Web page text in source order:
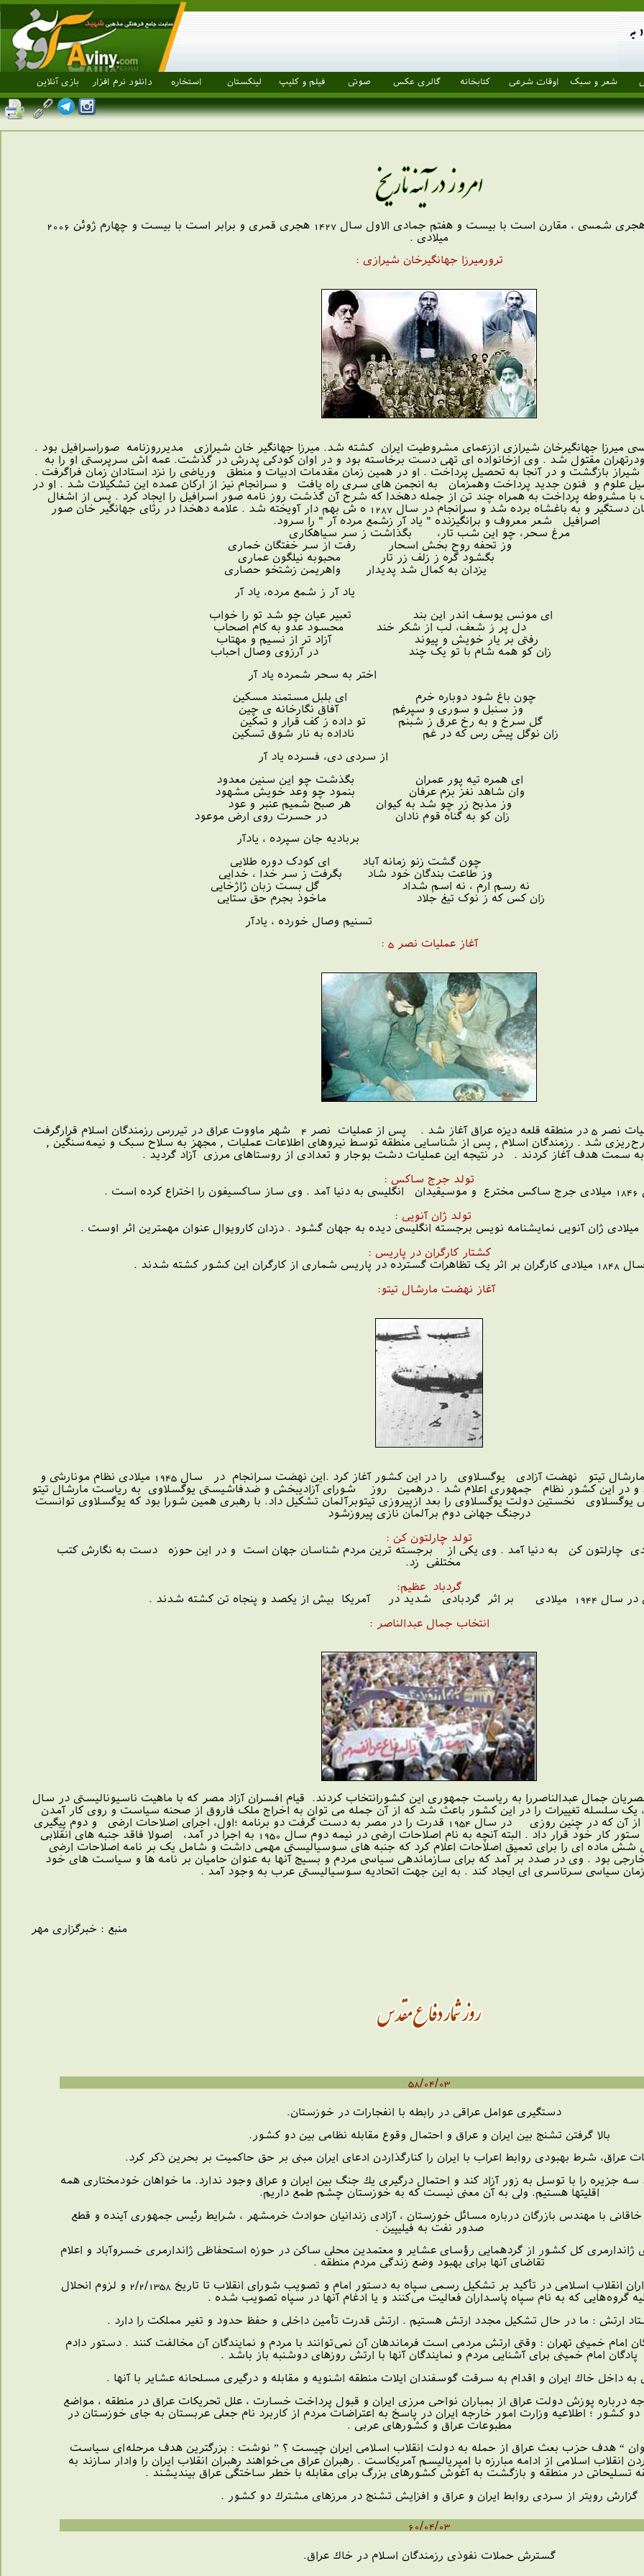
شعر و سبک اوقات شرعی کتابخانه گالری عکس صوتی فیلم و کلیپ لینکستان استخاره دانلود نرم افزار بازی آنلاین
امروز شنبه سوم تیرماه سال 1385 هجری شمسی ، مقارن است با بیست و هفتم جمادی الاول سال 1427 هجری قمری و برابر است با بیست و چهارم ژوئن 2006
میلادی .
ترورمیرزا جهانگیرخان شیرازی :
درسال 1287 هجری شمسی میرزا جهانگیرخان شیرازی اززعمای مشروطیت ایران کشته شد. میرزا جهانگیر خان شیرازی مدیرروزنامه صوراسرافیل بود .
شیرازمتولد ودرتهران مقتول شد . وی ازخانواده ای تهی دست برخاسته بود و در اوان کودکی پدرش در گذشت. عمه اش سرپرستی او را به
چهانگیر در 5 سالگی به شیراز بازگشت و در آنجا به تحصیل پرداخت . او در همین زمان مقدمات ادبیات و منطق وریاضی را نزد استادان زمان فراگرفت .
علوم و فنون جدید پرداخت وهمزمان به انجمن های سری راه یافت و سرانجام نیز از ارکان عمده این تشکیلات شد . او در
با مشروطه پرداخت به همراه چند تن از جمله دهخدا که شرح آن گذشت روز نامه صور اسرافیل را ایجاد کرد . پس از اشغال
مجلس جهانگیر خان به وسیله قزاقان دستگیر و به باغشاه برده شد و سرانجام در سال 1287 ه ش بهم دار آویخته شد . علامه دهخدا در رثای جهانگیر خان صور
اصرافیل شعر معروف و برانگیزنده " یاد آر زشمع مرده آر " را سرود.
مرغ سحر، چو این شب تار، بگذاشت ز سر سیاهکاری
وز تحفه روح بخش اسحار رفت از سر خفتگان خماری
بگشود گره ز زلف زر تار محبوبه نیلگون عماری
یزدان به کمال شد پدیدار واهریمن زشتخو حصاری
یاد آر ز شمع مرده، یاد آر
ای مونس یوسف اندر این بند تعبیر عیان چو شد تو را خواب
دل پر ز شعف، لب از شکر خند محسود عدو به کام اصحاب
رفتی بر یار خویش و پیوند آزاد تر از نسیم و مهتاب
زان کو همه شام با تو یک چند در آرزوی وصال احباب
اختر به سحر شمرده یاد آر
چون باغ شود دوباره خرم ای بلبل مستمند مسکین
وز سنبل و سوری و سپرغم آفاق نگارخانه ی چین
گل سرخ و به رخ عرق ز شبنم تو داده ز کف قرار و تمکین
زان نوگل پیش رس که در غم ناداده به نار شوق تسکین
از سردی دی، فسرده یاد آر
ای همره تیه پور عمران بگذشت چو این سنین معدود
وان شاهد نغز بزم عرفان بنمود چو وعد خویش مشهود
وز مذبح زر چو شد به کیوان هر صبح شمیم عنبر و عود
کو به گناه قوم نادان در حسرت روی ارض موعود
بربادیه جان سپرده ، یادآر
چون گشت زنو زمانه آباد ای کودک دوره طلایی
وز طاعت بندگان خود شاد بگرفت ز سر خدا ، خدایی
نه رسم ارم ، نه اسم شداد گل بست زبان ژاژخایی
زان کس که ز نوک تیغ جلاد ماخوذ بجرم حق ستایی
تسنیم وصال خورده ، یادآر
آغاز عملیات نصر 5 :
در چنین روزی در سال 1366 ه ش عملیات نصر 5 در منطقه قلعه دیزه عراق آغاز شد . پس از عملیات نصر 4 شهر ماووت عراق در تیررس رزمندگان اسلام قرارگرفت
آزادسازی آن طرح‌ریزی شد . رزمندگان اسلام , پس از شناسایی منطقه توسط نیروهای اطلاعات عملیات , مجهز به سلاح سبک و نیمه‌سنگین ,
هدف آغاز کردند . در نتیجه این عملیات دشت بوجار و تعدادی از روستاهای مرزی آزاد گردید .
تولد جرج ساکس :
.
تولد ژان آنویی :
کشتار کارگران در پاریس :
کشور کشته شدند .
آغاز نهضت مارشال تیتو:
درچنین روزی در سال 1941 میلادی مارشال تیتو نهضت آزادی یوگسلاوی را در این کشور آغاز کرد .این نهضت سرانجام در سال 1945 میلادی نظام مونارشی و
و در این کشور نظام جمهوری اعلام شد . درهمین روز شورای آزادیبخش و ضدفاشیستی یوگسلاوی به ریاست مارشال تیتو
نخستین دولت یوگسلاوی را بعد ازپیروزی تیتوبرآلمان تشکیل داد. با رهبری همین شورا بود که یوگسلاوی توانست
درجنگ جهانی دوم برآلمان نازی پیروزشود
تولد چارلتون کن :
روزی در سال 1904 میلادی چارلتون کن به دنیا آمد . وی یکی از برجسته ترین مردم شناسان جهان است و در این حوزه دست به نگارش کتب
مختلفی زد.
گردباد عظیم:
بیش از یکصد و پنجاه تن کشته شدند .
انتخاب جمال عبدالناصر :
در سال 1956 میلادی مصریان جمال عبدالناصررا به ریاست جمهوری این کشورانتخاب کردند. قیام افسران آزاد مصر که با ماهیت ناسیونالیستی در سال
، یک سلسله تغییرات را در این کشور باعث شد که از آن جمله می توان به اخراج ملک فاروق از صحنه سیاست و روی کار آمدن
جمال عبدالناصر اشاره کرد . ناصر پس از آن که در چنین روزی در سال 1954 قدرت را در مصر به دست گرفت دو برنامه ؛اول، اجرای اصلاحات ارضی و دوم پیگیری
بر نامه صنعتی شدن این کشور را درد ستور کار خود قرار داد . البته آنچه به نام اصلاحات ارضی در نیمه دوم سال 1950 به اجرا در آمد، اصولا فاقد جنبه های انقلابی
سال 1962 بر نامه ای شش ماده ای را برای تعمیق اصلاحات اعلام کرد که جنبه های سوسیالیستی مهمی داشت و شامل یک بر نامه اصلاحات ارضی
بود . وی در صدد بر آمد که برای سازماندهی سیاسی مردم و بسیج آنها به عنوان حامیان بر نامه ها و سیاست های خود
سیاسی سرتاسری ای ایجاد کند . به این جهت اتحادیه سوسیالیستی عرب به وجود آمد .
منبع : خبرگزاری مهر
58/04/03
دستگیری عوامل عراقی در رابطه با انفجارات در خوزستان.
بالا گرفتن تشنج بین ایران و عراق و احتمال وقوع مقابله نظامی بین دو كشور.
عراق، شرط بهبودی روابط اعراب با ایران را كنارگذاردن ادعای ایران مبنی بر حق حاكمیت بر بحرین ذكر كرد.
جزیره را با توسل به زور آزاد كند و احتمال درگیری یك جنگ بین ایران و عراق وجود ندارد. ما خواهان خودمختاری همه
اقلیتها هستیم. ولی به آن معنی نیست كه به خوزستان چشم طمع داریم.
با مهندس بازرگان درباره مسائل خوزستان ، آزادی زندانیان حوادث خرمشهر ، شرایط رئیس جمهوری آینده و قطع
صدور نفت به فیلیپین .
ژاندارمری كل كشور از گردهمایی رؤسای عشایر و معتمدین محلی ساكن در حوزه استحفاظی ژاندارمری خسروآباد و اعلام
تقاضای آنها برای بهبود وضع زندگی مردم منطقه .
اطلاعیه روابط عمومی سپاه پاسداران انقلاب اسلامی در تأكید بر تشكیل رسمی سپاه به دستور امام و تصویب شورای انقلاب تا تاریخ 2/2/1358 و لزوم انحلال
گروه‌هایی كه به نام سپاه پاسداران فعالیت می‌كنند و یا ادغام آنها در سپاه تصویب شده .
ارتش : ما در حال تشكیل مجدد ارتش هستیم . ارتش قدرت تأمین داخلی و حفظ حدود و تغیر مملكت را دارد .
امام خمینی تهران : وقتی ارتش مردمی است فرماندهان آن نمی‌توانند با مردم و نمایندگان آن مخالفت كنند . دستور دادم
پادگان امام خمینی برای آشنایی مردم و نمایندگان آنها با ارتش روزهای دوشنبه باز باشد .
داخل خاك ایران و اقدام به سرقت گوسفندان ایلات منطقه اشنویه و مقابله و درگیری مسلحانه عشایر با آنها .
درباره پوزش دولت عراق از بمباران نواحی مرزی ایران و قبول پرداخت خسارت ، علل تحریكات عراق در منطقه ، مواضع
؛ اطلاعیه وزارت امور خارجه ایران در پاسخ به اعتراضات مردم از كاربرد نام جعلی عربستان به جای خوزستان در
مطبوعات عراق و كشورهای عربی .
عنوان “ هدف حزب بعث عراق از حمله به دولت انقلاب اسلامی ایران چیست ؟ ” نوشت : بزرگترین هدف مرحله‌ای سیاست
انقلاب اسلامی از ادامه مبارزه با امپریالیسم آمریكاست . رهبران عراق می‌خواهند رهبران انقلاب ایران را وادار سازند به
تسلیحاتی در منطقه و بازگشت به آغوش كشورهای بزرگ برای مقابله با خطر ساختگی عراق بیندیشند .
گزارش رویتر از سردی روابط ایران و عراق و افزایش تشنج در مرزهای مشترك دو كشور .
60/04/03
گسترش حملات نفوذی رزمندگان اسلام در خاك عراق.